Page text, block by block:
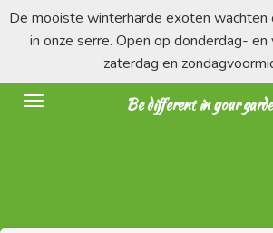
Ga
direct
de
hoofdinhoud
Be different in your
De mooiste winterharde exoten wachten
in onze serre. Open op donderdag- en
zaterdag en